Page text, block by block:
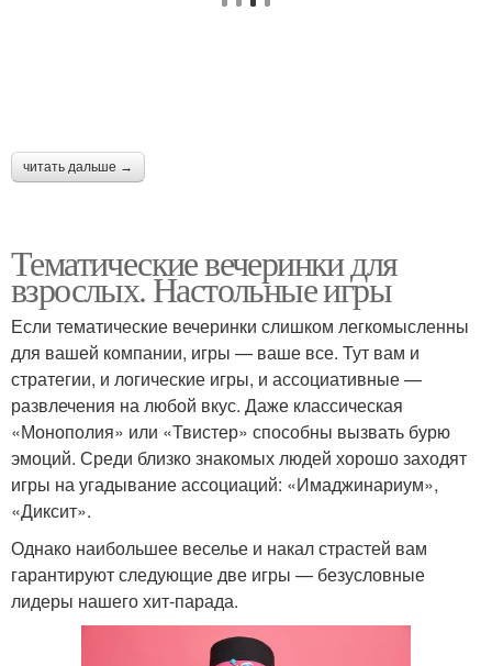
читать дальше →
Тематические вечеринки для
взрослых. Настольные игры
Если тематические вечеринки слишком легкомысленны
для вашей компании, игры — ваше все. Тут вам и
стратегии, и логические игры, и ассоциативные —
развлечения на любой вкус. Даже классическая
«Монополия» или «Твистер» способны вызвать бурю
эмоций. Среди близко знакомых людей хорошо заходят
игры на угадывание ассоциаций: «Имаджинариум»,
«Диксит».
Однако наибольшее веселье и накал страстей вам
гарантируют следующие две игры — безусловные
лидеры нашего хит-парада.